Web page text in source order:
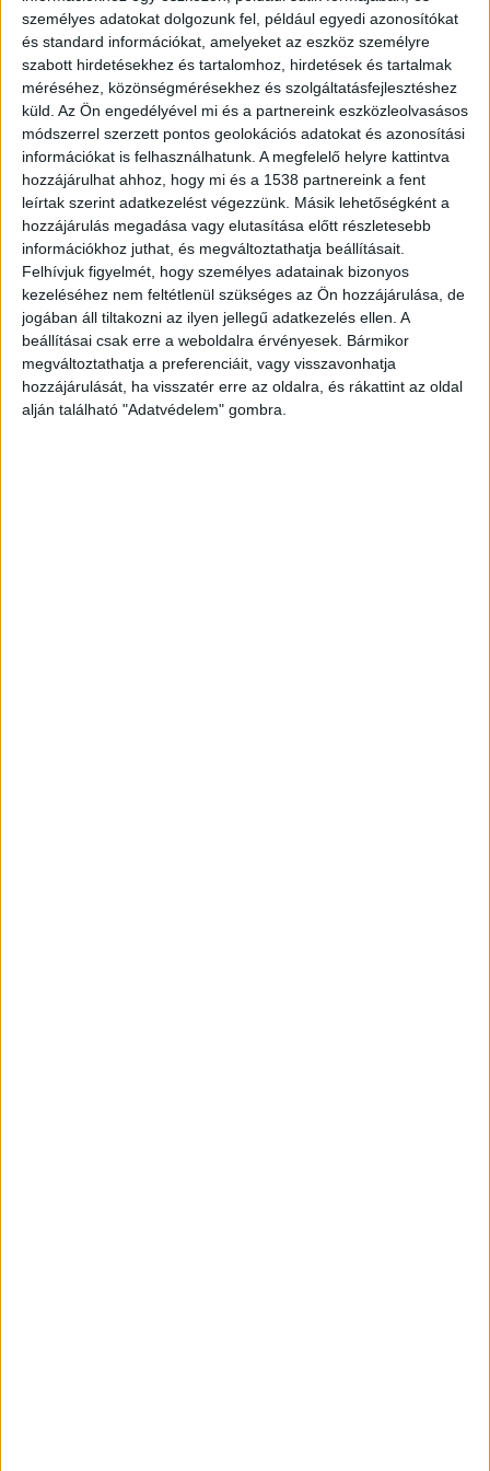
személyes adatokat dolgozunk fel, például egyedi azonosítókat
és standard információkat, amelyeket az eszköz személyre
szabott hirdetésekhez és tartalomhoz, hirdetések és tartalmak
méréséhez, közönségmérésekhez és szolgáltatásfejlesztéshez
küld. Az Ön engedélyével mi és a partnereink eszközleolvasásos
módszerrel szerzett pontos geolokációs adatokat és azonosítási
információkat is felhasználhatunk. A megfelelő helyre kattintva
hozzájárulhat ahhoz, hogy mi és a 1538 partnereink a fent
leírtak szerint adatkezelést végezzünk. Másik lehetőségként a
hozzájárulás megadása vagy elutasítása előtt részletesebb
információkhoz juthat, és megváltoztathatja beállításait.
Felhívjuk figyelmét, hogy személyes adatainak bizonyos
kezeléséhez nem feltétlenül szükséges az Ön hozzájárulása, de
jogában áll tiltakozni az ilyen jellegű adatkezelés ellen. A
beállításai csak erre a weboldalra érvényesek. Bármikor
megváltoztathatja a preferenciáit, vagy visszavonhatja
hozzájárulását, ha visszatér erre az oldalra, és rákattint az oldal
alján található "Adatvédelem" gombra.
médiát.A Kékvillogó legfrissebb híreit ide
kattintva éred el! A Facebookon már 342 ezernél
is többen követnek minket.